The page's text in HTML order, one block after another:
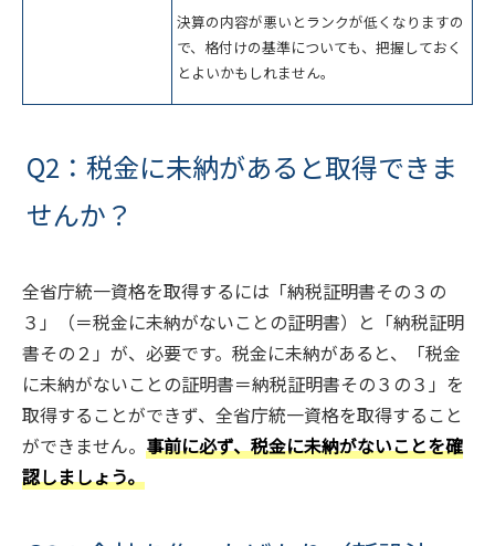
決算の内容が悪いとランクが低くなりますの
で、格付けの基準についても、把握しておく
とよいかもしれません。
Q2：税金に未納があると取得できま
せんか？
全省庁統一資格を取得するには「納税証明書その３の
３」（＝税金に未納がないことの証明書）と「納税証明
書その２」が、必要です。税金に未納があると、「税金
に未納がないことの証明書＝納税証明書その３の３」を
取得することができず、全省庁統一資格を取得すること
ができません。 事前に必ず、税金に未納がないことを確
認しましょう。